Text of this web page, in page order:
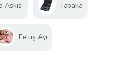
Askısı Tabaka
Peluş Ayı